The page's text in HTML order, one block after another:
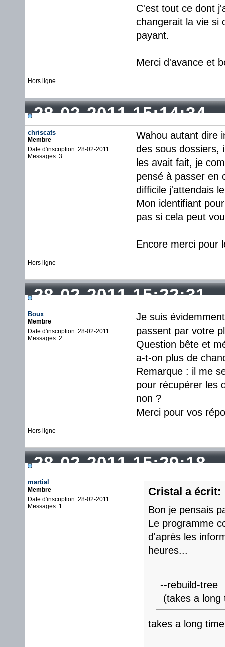
C'est tout ce dont
changerait la vie si
payant.
Merci d'avance et
Hors ligne
28-02-2011 15:14:34
chriscats
Membre
Date d'inscription: 28-02-2011
Messages: 3
Wahou autant dire
des sous dossiers,
les avait fait, je
pensé à passer en
difficile j'attendais
Mon identifiant
pas si cela peut
Encore merci pour
Hors ligne
28-02-2011 15:22:31
Boux
Membre
Date d'inscription: 28-02-2011
Messages: 2
Je suis
passent par votre
Question bête et
a-t-on plus de
Remarque : il me
pour récupérer les
non ?
Merci pour vos
Hors ligne
28-02-2011 15:29:18
martial
Membre
Date d'inscription: 28-02-2011
Messages: 1
Cristal a écrit:
Bon je pensais
Le programme
d'après les
heures...
--rebuild-tree
(takes a long
takes a long